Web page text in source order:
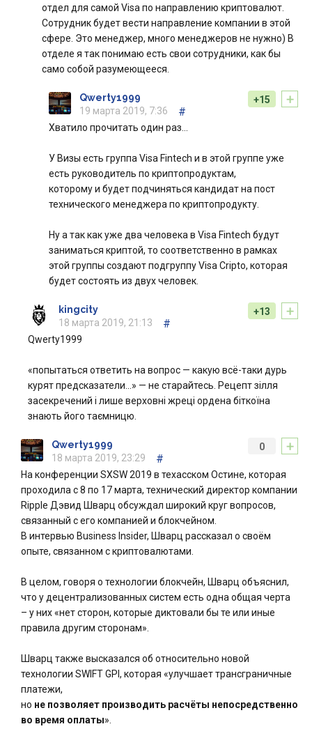
отдел для самой Visa по направлению криптовалют.
Сотрудник будет вести направление компании в этой
сфере. Это менеджер, много менеджеров не нужно) В
отделе я так понимаю есть свои сотрудники, как бы
само собой разумеющееся.
+
+15
Qwerty1999
19 марта 2019, 7:36
#
Хватило прочитать один раз…
У Визы есть группа Visa Fintech и в этой группе уже
есть руководитель по криптопродуктам,
которому и будет подчиняться кандидат на пост
технического менеджера по криптопродукту.
Ну а так как уже два человека в Visa Fintech будут
заниматься криптой, то соответственно в рамках
этой группы создают подгруппу Visa Cripto, которая
будет состоять из двух человек.
+
+13
kingcity
18 марта 2019, 21:13
#
Qwerty1999
«попытаться ответить на вопрос — какую всё-таки дурь
курят предсказатели...» — не старайтесь. Рецепт зілля
засекречений і лише верховні жреці ордена біткоїна
знають його таємницю.
+
0
Qwerty1999
18 марта 2019, 23:29
#
На конференции SXSW 2019 в техасском Остине, которая
проходила с 8 по 17 марта, технический директор компании
Ripple Дэвид Шварц обсуждал широкий круг вопросов,
связанный с его компанией и блокчейном.
В интервью Business Insider, Шварц рассказал о своём
опыте, связанном с криптовалютами.
В целом, говоря о технологии блокчейн, Шварц объяснил,
что у децентрализованных систем есть одна общая черта
– у них «нет сторон, которые диктовали бы те или иные
правила другим сторонам».
Шварц также высказался об относительно новой
технологии SWIFT GPI, которая «улучшает трансграничные
платежи,
но не позволяет производить расчёты непосредственно
во время оплаты».